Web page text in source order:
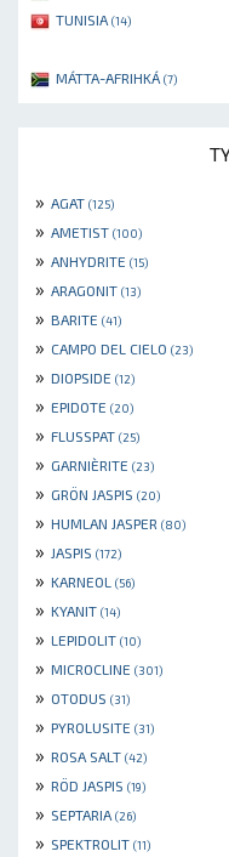
TUNISIA (14)
MÁTTA-AFRIHKÁ (7)
» AGAT (125)
» AMETIST (100)
» ANHYDRITE (15)
» ARAGONIT (13)
» BARITE (41)
» CAMPO DEL CIELO (23)
» DIOPSIDE (12)
» EPIDOTE (20)
» FLUSSPAT (25)
» GARNIÈRITE (23)
» GRÖN JASPIS (20)
» HUMLAN JASPER (80)
» JASPIS (172)
» KARNEOL (56)
» KYANIT (14)
» LEPIDOLIT (10)
» MICROCLINE (301)
» OTODUS (31)
» PYROLUSITE (31)
» ROSA SALT (42)
» RÖD JASPIS (19)
» SEPTARIA (26)
» SPEKTROLIT (11)